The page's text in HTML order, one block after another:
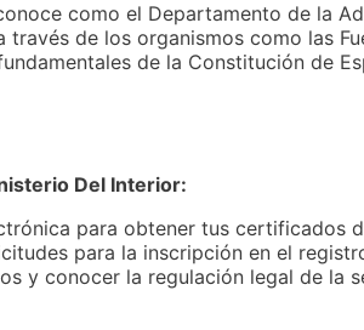
como el Departamento de la
de los organismos como las
de la Constitución de
Del Interior:
para obtener tus certificados
para la inscripción en el
y conocer la regulación legal de la